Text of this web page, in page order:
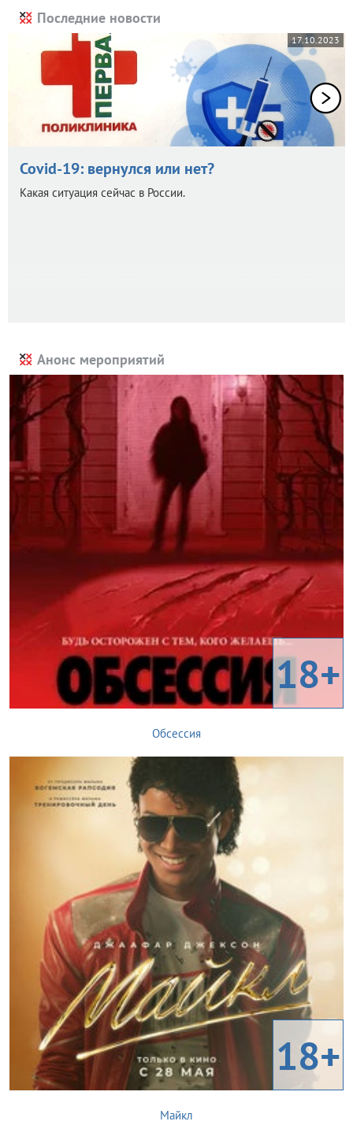
Последние новости
17.10.2023
Covid-19: вернулся или нет?
Какая ситуация сейчас в России.
Анонс мероприятий
18+
Обсессия
18+
Майкл